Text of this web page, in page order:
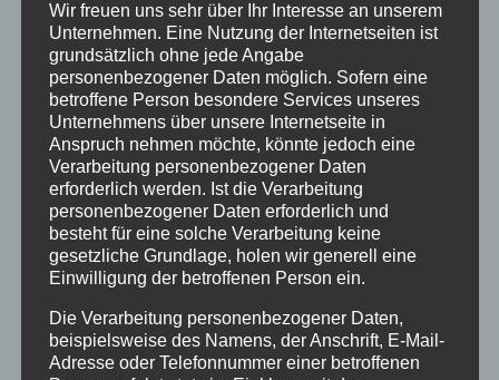
April 2023
Januar 2021
Juli 2020
März 2018
Dezember 2017
März 2017
November 2016
August 2016
Juli 2016
Wir freuen uns sehr über Ihr Interesse an unserem
Unternehmen. Eine Nutzung der Internetseiten ist
grundsätzlich ohne jede Angabe
personenbezogener Daten möglich. Sofern eine
betroffene Person besondere Services unseres
Unternehmens über unsere Internetseite in
Anspruch nehmen möchte, könnte jedoch eine
Verarbeitung personenbezogener Daten
erforderlich werden. Ist die Verarbeitung
personenbezogener Daten erforderlich und
besteht für eine solche Verarbeitung keine
gesetzliche Grundlage, holen wir generell eine
Einwilligung der betroffenen Person ein.
Die Verarbeitung personenbezogener Daten,
beispielsweise des Namens, der Anschrift, E-Mail-
Adresse oder Telefonnummer einer betroffenen